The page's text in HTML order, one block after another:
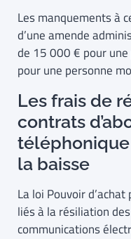
Les manquements à
d’une amende
de 15 000 € pour
pour une personne
Les frais de
contrats
la baisse
La loi Pouvoir
liés à la résiliation
communications